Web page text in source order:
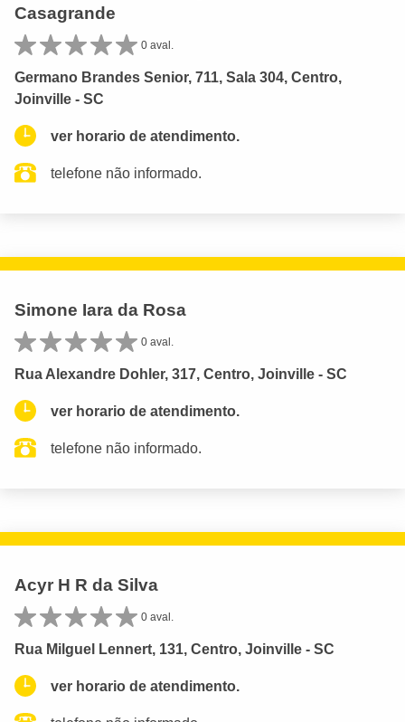
Casagrande
0 aval.
Germano Brandes Senior, 711, Sala 304, Centro,
Joinville - SC
ver horario de atendimento.
telefone não informado.
Simone Iara da Rosa
0 aval.
Rua Alexandre Dohler, 317, Centro, Joinville - SC
ver horario de atendimento.
telefone não informado.
Acyr H R da Silva
0 aval.
Rua Milguel Lennert, 131, Centro, Joinville - SC
ver horario de atendimento.